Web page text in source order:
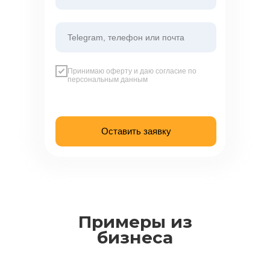
Telegram, телефон или почта
Принимаю оферту и даю согласие по
персональным данным
Оставить заявку
Примеры из
бизнеса